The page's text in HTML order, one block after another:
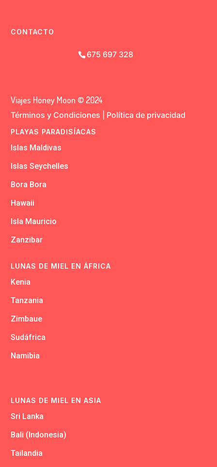
CONTACTO
675 697 328
Viajes Honey Moon © 2024
Términos y Condiciones Política de privacidad
PLAYAS PARADISÍACAS
Islas Maldivas
Islas Seychelles
Bora Bora
Hawaii
Isla Mauricio
Zanzibar
LUNAS DE MIEL EN ÁFRICA
Kenia
Tanzania
Zimbaue
Sudáfrica
Namibia
LUNAS DE MIEL EN ASIA
Sri Lanka
Bali (Indonesia)
Tailandia